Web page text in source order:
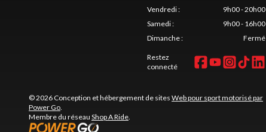
Vendredi:
9h00 - 20h00
Samedi:
9h00 - 16h00
Dimanche: Fermé
Restez
connecté
© 2026 Conception et hébergement de sites Web pour sport motorisé par
Power Go.
Membre du réseau Shop A Ride.